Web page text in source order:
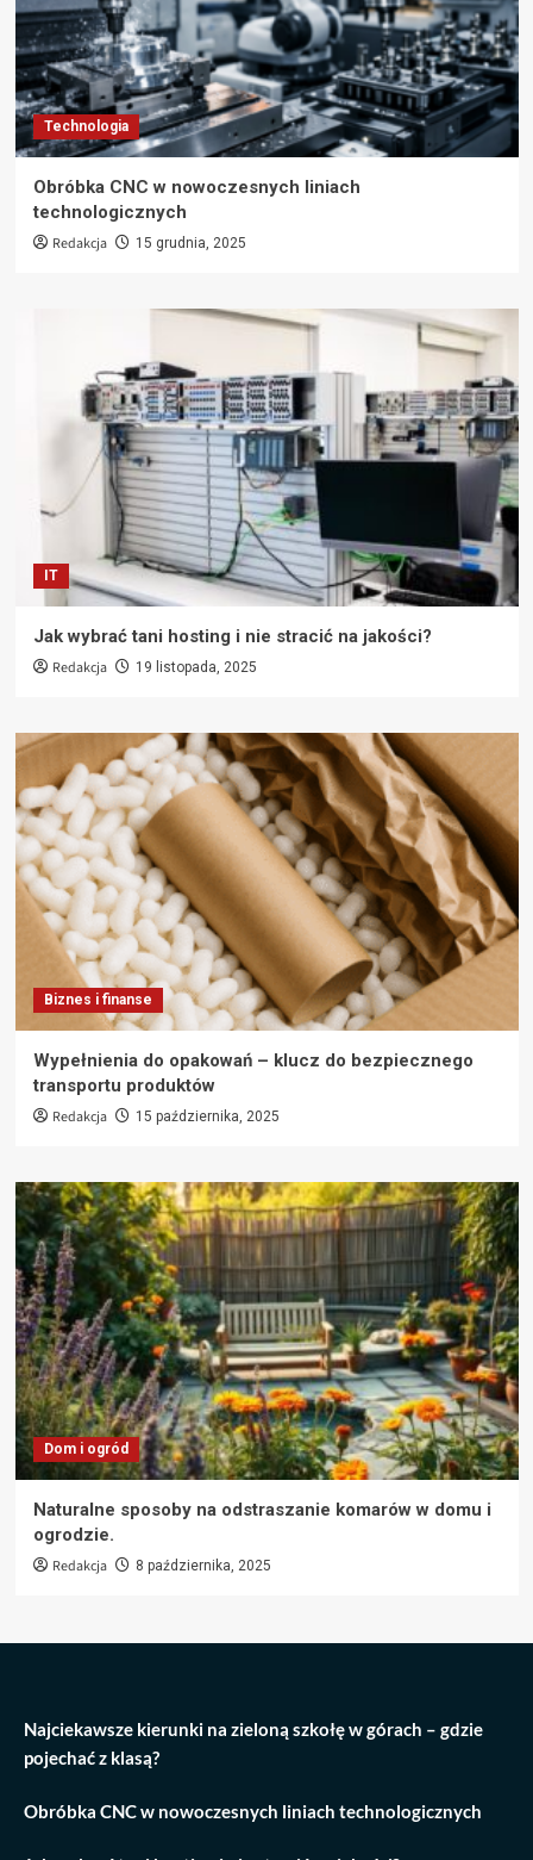
Technologia
Obróbka CNC w nowoczesnych liniach
technologicznych
Redakcja 15 grudnia, 2025
IT
Jak wybrać tani hosting i nie stracić na jakości?
Redakcja 19 listopada, 2025
Biznes i finanse
Wypełnienia do opakowań – klucz do bezpiecznego
transportu produktów
Redakcja 15 października, 2025
Dom i ogród
Naturalne sposoby na odstraszanie komarów w domu i
ogrodzie.
Redakcja 8 października, 2025
Najciekawsze kierunki na zieloną szkołę w górach – gdzie
pojechać z klasą?
Obróbka CNC w nowoczesnych liniach technologicznych